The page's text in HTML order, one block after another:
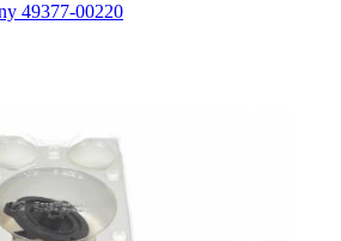
49377-00220